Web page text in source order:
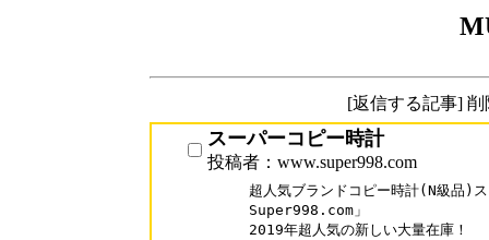
[返信する記事]
スーパーコピー時計
投稿者：www.super998.com
超人気ブランドコピー時計(N級品)
Super998.com」
2019年超人気の新しい大量在庫！